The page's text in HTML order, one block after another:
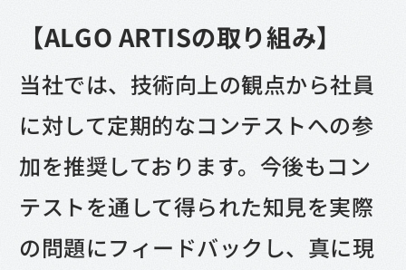
【ALGO ARTISの取り組み】
当社では、技術向上の観点から社員
に対して定期的なコンテストへの参
加を推奨しております。今後もコン
テストを通して得られた知見を実際
の問題にフィードバックし、真に現